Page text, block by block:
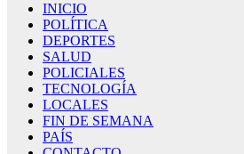
INICIO
POLÍTICA
DEPORTES
SALUD
POLICIALES
TECNOLOGÍA
LOCALES
FIN DE SEMANA
PAÍS